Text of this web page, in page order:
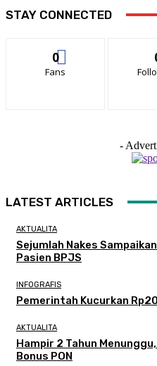
STAY CONNECTED
0
Fans
-
LATEST ARTICLES
AKTUALITA
Sejumlah Nakes
Pasien BPJS
INFOGRAFIS
Pemerintah Kucurkan
AKTUALITA
Hampir 2 Tahun
Bonus PON